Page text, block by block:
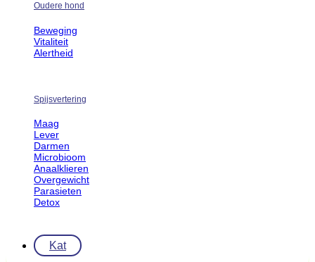
Oudere hond
Beweging
Vitaliteit
Alertheid
Spijsvertering
Maag
Lever
Darmen
Microbioom
Anaalklieren
Overgewicht
Parasieten
Detox
Kat